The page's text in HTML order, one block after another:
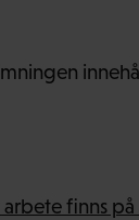
finns